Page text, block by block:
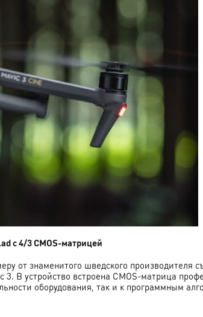
с 4/3 CMOS-матрицей
от знаменитого шведского производителя
В устройство встроена CMOS-матрица
оборудования, так и к программным